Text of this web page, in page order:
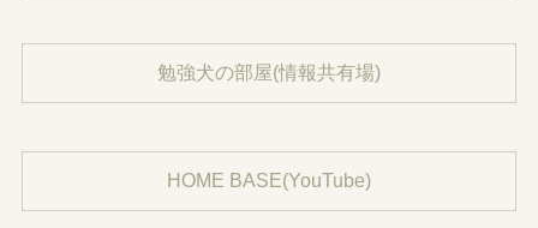
勉強犬の部屋(情報共有場)
HOME BASE(YouTube)